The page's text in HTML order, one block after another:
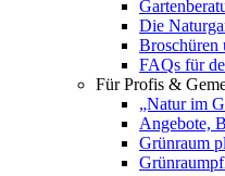
Die
Broschüren
FAQs für
Für Profis &
„Natur im
Angebote,
Grünraum